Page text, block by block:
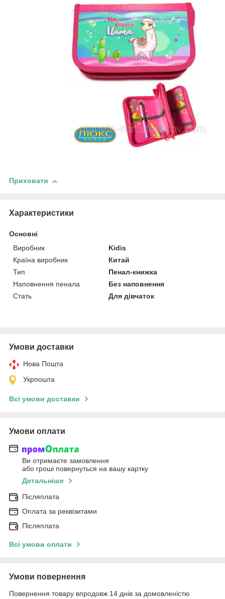
Приховати
Характеристики
Основні
Виробник
Kidis
Країна виробник
Китай
Тип
Пенал-книжка
Наповнення пенала
Без наповнення
Стать
Для дівчаток
Умови доставки
Нова Пошта
Укрпошта
Всі умови доставки
Умови оплати
Ви отримаєте замовлення
або гроші повернуться на вашу картку
Детальніше
Післяплата
Оплата за реквізитами
Післяплата
Всі умови оплати
Умови повернення
Повернення товару впродовж 14 днів за домовленістю